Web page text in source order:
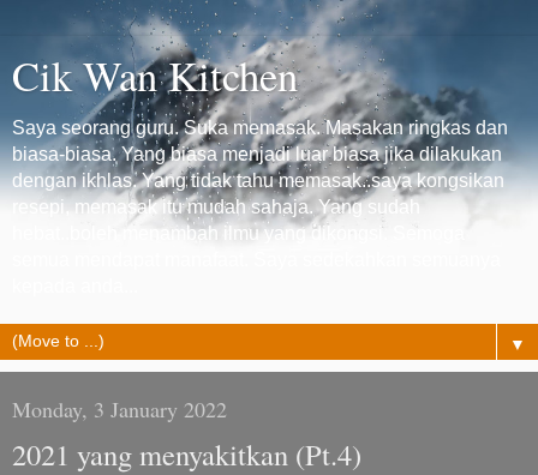
Cik Wan Kitchen
Saya seorang guru. Suka memasak. Masakan ringkas dan
biasa-biasa. Yang biasa menjadi luar biasa jika dilakukan
dengan ikhlas. Yang tidak tahu memasak..saya kongsikan
resepi, memasak itu mudah sahaja. Yang sudah
hebat..boleh menambah ilmu yang dikongsi. Semoga
▼
Monday, 3 January 2022
2021 yang menyakitkan (Pt.4)